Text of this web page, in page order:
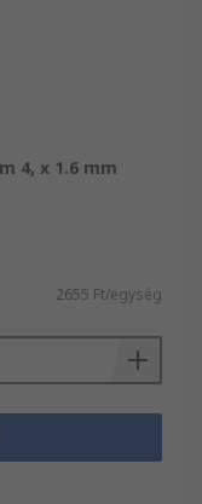
4, x 1.6 mm
2655 Ft/egység